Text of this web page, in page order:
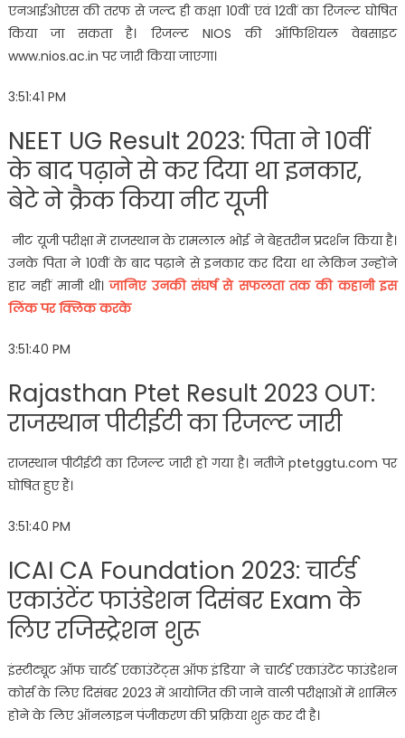
एनआईओएस की तरफ से जल्द ही कक्षा 10वीं एवं 12वीं का रिजल्ट घोषित
किया जा सकता है। रिजल्ट NIOS की ऑफिशियल वेबसाइट
www.nios.ac.in पर जारी किया जाएगा।
3:51:41 PM
NEET UG Result 2023: पिता ने 10वीं
के बाद पढ़ाने से कर दिया था इनकार,
बेटे ने क्रैक किया नीट यूजी
नीट यूजी परीक्षा में राजस्थान के रामलाल भोई ने बेहतरीन प्रदर्शन किया है।
उनके पिता ने 10वीं के बाद पढ़ाने से इनकार कर दिया था लेकिन उन्होंने
हार नहीं मानी थी।जानिए उनकी संघर्ष से सफलता तक की कहानी इस
लिंक पर क्लिक करके
3:51:40 PM
Rajasthan Ptet Result 2023 OUT:
राजस्थान पीटीईटी का रिजल्ट जारी
राजस्थान पीटीईटी का रिजल्ट जारी हो गया है। नतीजे ptetggtu.com पर
घोषित हुए हैं।
3:51:40 PM
ICAI CA Foundation 2023: चार्टर्ड
एकाउंटेंट फाउंडेशन दिसंबर Exam के
लिए रजिस्ट्रेशन शुरू
इंस्टीट्यूट ऑफ चार्टर्ड एकाउंटेंट्स ऑफ इंडिया’ ने चार्टर्ड एकाउंटेंट फाउंडेशन
कोर्स के लिए दिसंबर 2023 में आयोजित की जाने वाली परीक्षाओं में शामिल
होने के लिए ऑनलाइन पंजीकरण की प्रक्रिया शुरू कर दी है।